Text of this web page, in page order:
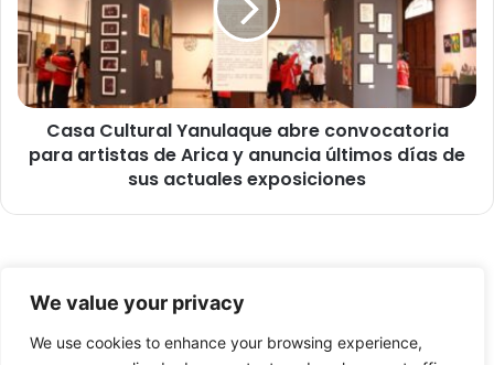
We value your privacy
We use cookies to enhance your browsing experience,
á
m
i
l
l
i
C
u
l
t
u
Casa Cultural Yanulaque abre convocatoria
para artistas de Arica y anuncia últimos días de
sus actuales exposiciones
Nosotros